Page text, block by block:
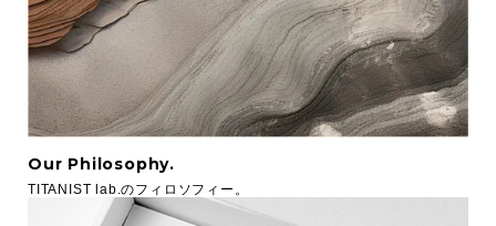
Our Philosophy.
TITANIST lab.のフィロソフィー。